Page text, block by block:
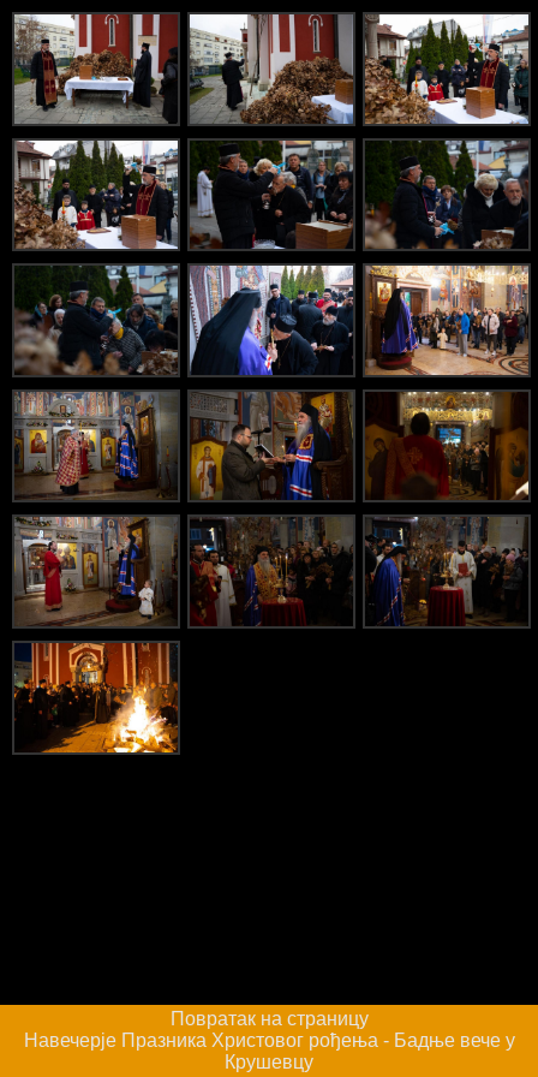
Повратак на страницу
Навечерје Празника Христовог рођења - Бадње вече у
Крушевцу